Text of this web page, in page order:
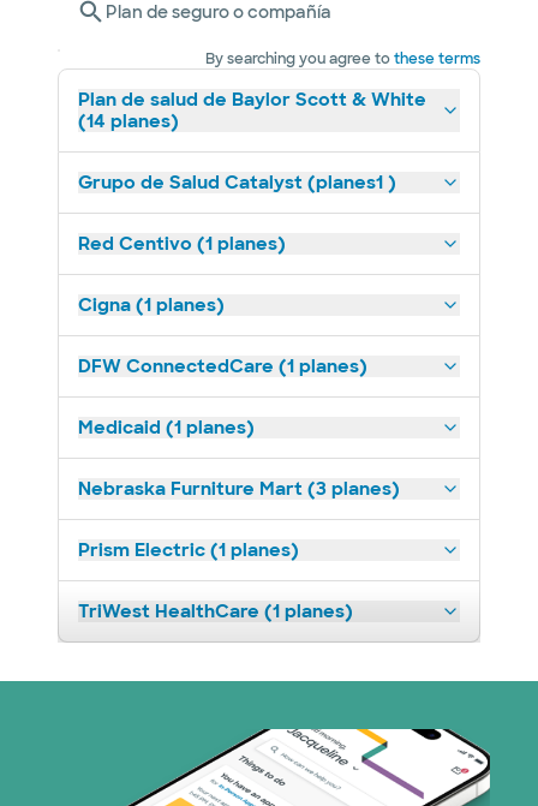
Plan de seguro o compañía
By searching you agree tothese terms
Plan de salud de Baylor Scott & White
(14 planes)
Grupo de Salud Catalyst (planes1 )
Red Centivo (1 planes)
Cigna (1 planes)
DFW ConnectedCare (1 planes)
Medicaid (1 planes)
Nebraska Furniture Mart (3 planes)
Prism Electric (1 planes)
TriWest HealthCare (1 planes)